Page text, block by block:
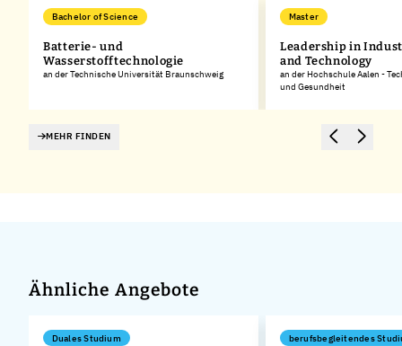
Bachelor of Science
Batterie- und
Wasserstofftechnologie
an der Technische Universität Braunschweig
Master
Leadership in
and Technology
an der Hochschule Aalen -
und Gesundheit
MEHR FINDEN
Ähnliche Angebote
Duales Studium berufsbegleitendes